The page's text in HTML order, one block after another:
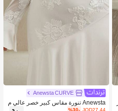
Anewsta CURVE
Anewsta تنورة مقاس كبير خصر عالي م
طاطية بتصميم قطع أنيق مع تطريز ورقع
JOD27.44
%30-